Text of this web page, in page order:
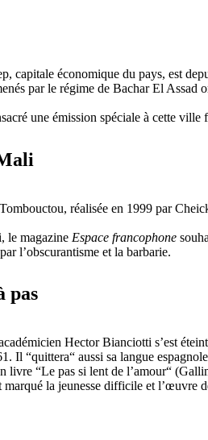
capitale économique du pays, est
par le régime de Bachar El
une émission spéciale à cette ville
réalisée en 1999 par
le magazine Espace francophone
l’obscurantisme et la barbarie.
pas
Hector Bianciotti s’est
Il “quittera“ aussi sa langue
livre “Le pas si lent de l’amour“
la jeunesse difficile et l’œuvre